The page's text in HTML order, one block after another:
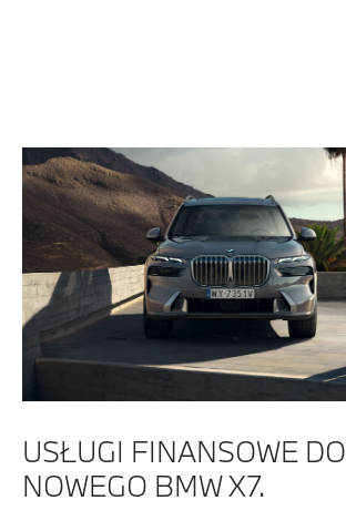
USŁUGI FINANSOWE DO
NOWEGO BMW X7.